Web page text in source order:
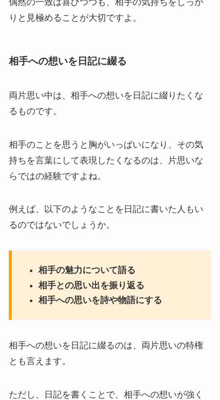
偶然の一致は喜びつつも、相手の気持ちをしっか
りと見極めることが大切ですよ。
相手への想いを日記に綴る
両片思い中は、相手への想いを日記に綴りたくな
るものです。
相手のことを思うと胸がいっぱいになり、その気
持ちを言葉にして表現したくなるのは、片思いな
らではの経験ですよね。
例えば、以下のようなことを日記に書いた人もい
るのではないでしょうか。
相手の魅力について語る
相手との思い出を振り返る
相手への思いを詩や物語にする
相手への想いを日記に綴るのは、両片思いの特権
とも言えます。
ただし、日記を書くことで、相手への想いが強く